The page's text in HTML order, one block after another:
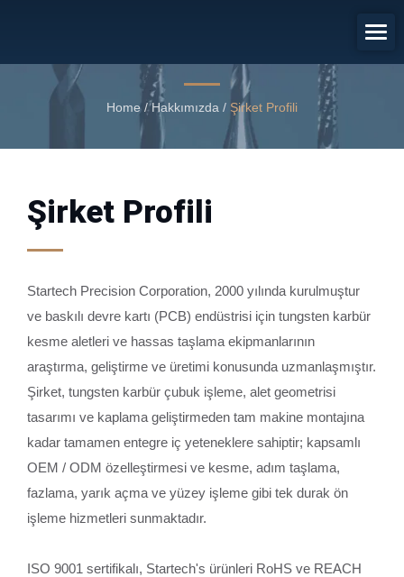
Home / Hakkımızda / Şirket Profili
Şirket Profili
Startech Precision Corporation, 2000 yılında kurulmuştur
ve baskılı devre kartı (PCB) endüstrisi için tungsten karbür
kesme aletleri ve hassas taşlama ekipmanlarının
araştırma, geliştirme ve üretimi konusunda uzmanlaşmıştır.
Şirket, tungsten karbür çubuk işleme, alet geometrisi
tasarımı ve kaplama geliştirmeden tam makine montajına
kadar tamamen entegre iç yeteneklere sahiptir; kapsamlı
OEM / ODM özelleştirmesi ve kesme, adım taşlama,
fazlama, yarık açma ve yüzey işleme gibi tek durak ön
işleme hizmetleri sunmaktadır.
ISO 9001 sertifikalı, Startech's ürünleri RoHS ve REACH